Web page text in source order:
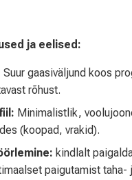
ja eelised:
Suur gaasiväljund koos
rõhust.
Minimalistlik,
(koopad, vrakid).
kindlalt
paigutamist